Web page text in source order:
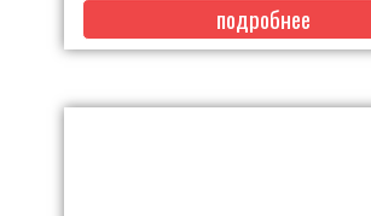
подробнее